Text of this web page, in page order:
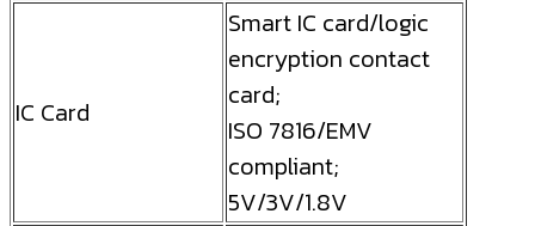
IC Card
Smart IC card/logic
encryption contact
card;
ISO 7816/EMV
compliant;
5V/3V/1.8V